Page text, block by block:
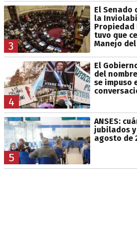
3
El Senado
la
Propiedad
tuvo que
Manejo del
4
El
del
se impuso
5
ANSES:
jubilados
agosto de